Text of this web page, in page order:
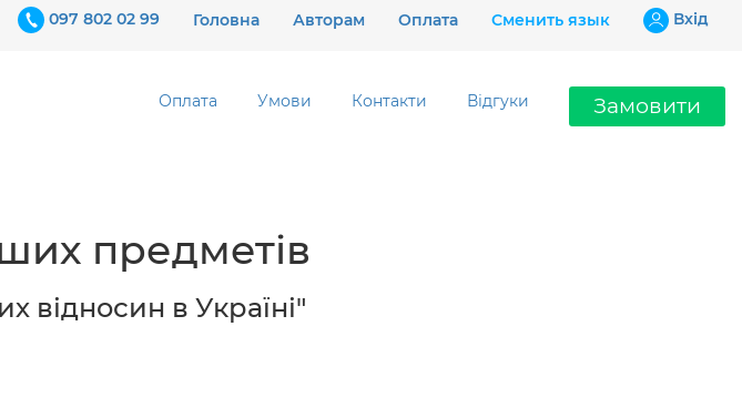
097 802 02 99 Головна Авторам Оплата Сменить язык Вхiд
Оплата Умови Контакти Відгуки Замовити
предметів
відносин в Україні"